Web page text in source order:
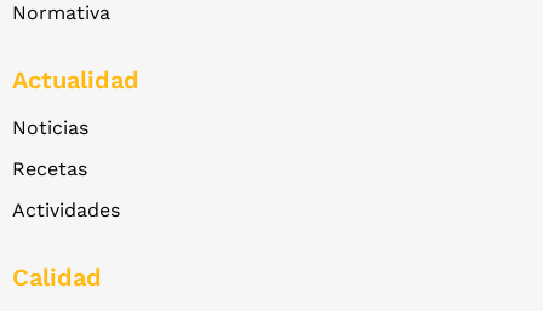
Normativa
Actualidad
Noticias
Recetas
Actividades
Calidad